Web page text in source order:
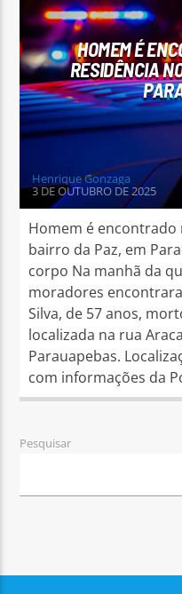
Arara Azul
HOMEM É
RESIDÊNCIA
Henrique Gonzaga
3 DE OUTUBRO DE 2025
Homem é
bairro da Paz, em
corpo Na manhã da
moradores
Silva, de 57 anos,
localizada na rua
Parauapebas.
com informações da
Pesquisar